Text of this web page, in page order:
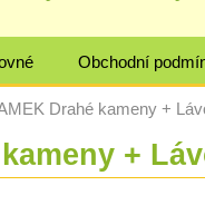
Obchodní
Drahé kameny +
+